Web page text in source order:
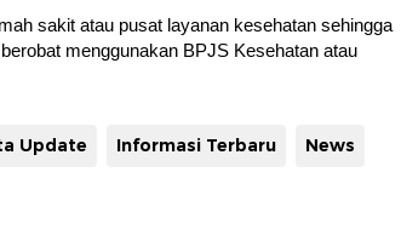
sakit atau pusat layanan kesehatan sehingga
menggunakan BPJS Kesehatan atau
Update Informasi Terbaru News